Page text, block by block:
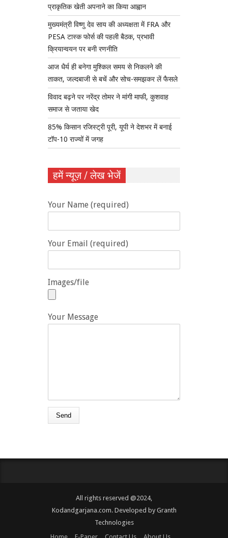
प्राकृतिक खेती अपनाने का किया आह्वान
मुख्यमंत्री विष्णु देव साय की अध्यक्षता में FRA और
PESA टास्क फोर्स की पहली बैठक, प्रभावी
क्रियान्वयन पर बनी रणनीति
आज धैर्य ही बनेगा मुश्किल समय से निकलने की
ताकत, जल्दबाजी से बचें और सोच-समझकर लें फैसले
विवाद बढ़ने पर नरेंद्र तोमर ने मांगी माफी, कुशवाह
समाज से जताया खेद
85% किसान रजिस्ट्री पूरी, यूपी ने देशभर में बनाई
टॉप-10 राज्यों में जगह
हमें न्यूज़ / लेख भेजें
Your Name (required)
Your Email (required)
Images/file
Your Message
All rights reserved @2024,
Kodandgarjana.com. Developed by Granth
Technologies